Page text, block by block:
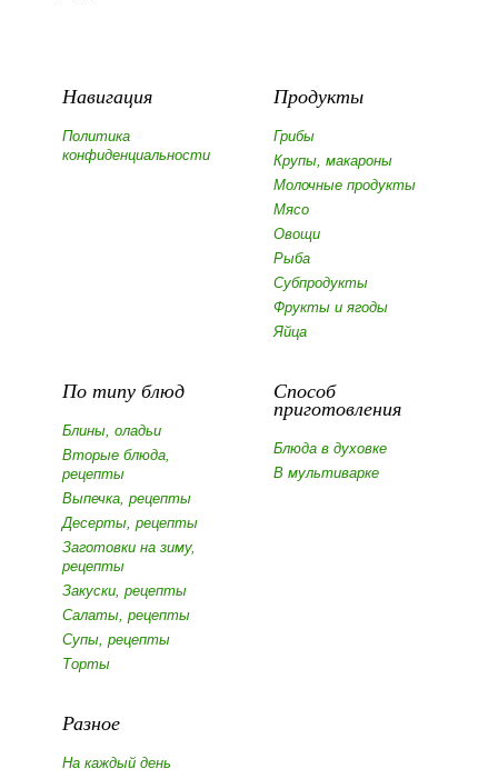
Навигация
Политика
конфиденциальности
Продукты
Грибы
Крупы, макароны
Молочные продукты
Мясо
Овощи
Рыба
Субпродукты
Фрукты и ягоды
Яйца
По типу блюд
Блины, оладьи
Вторые блюда,
рецепты
Выпечка, рецепты
Десерты, рецепты
Заготовки на зиму,
рецепты
Закуски, рецепты
Салаты, рецепты
Супы, рецепты
Торты
Способ
приготовления
Блюда в духовке
В мультиварке
Разное
На каждый день